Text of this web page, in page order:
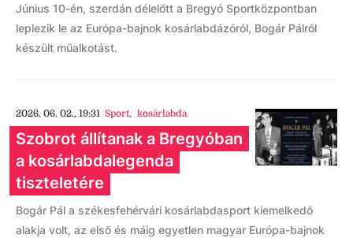
Június 10-én, szerdán délelőtt a Bregyó Sportközpontban
leplezik le az Európa-bajnok kosárlabdázóról, Bogár Pálról
készült műalkotást.
2026. 06. 02., 19:31 Sport, kosárlabda
Szobrot állítanak a Bregyóban
a kosárlabdalegenda
tiszteletére
Bogár Pál a székesfehérvári kosárlabdasport kiemelkedő
alakja volt, az első és máig egyetlen magyar Európa-bajnok